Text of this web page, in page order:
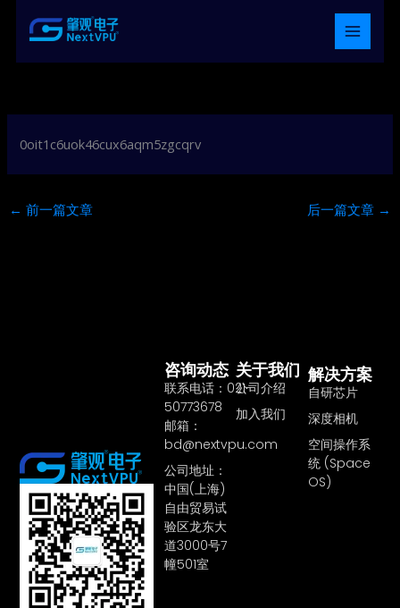
0oit1c6uok46cux6aqm5zgcqrv
← 前一篇文章 后一篇文章 →
解决方案
自研芯片
深度相机
空间操作系
统 (Space
OS)
关于我们
公司介绍
加入我们
咨询动态
联系电话：021-
50773678
邮箱：
bd@nextvpu.com
公司地址：
中国(上海)
自由贸易试
验区龙东大
道3000号7
幢501室